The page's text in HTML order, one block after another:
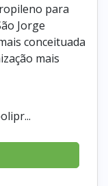
para
Jorge
conceituada
mais